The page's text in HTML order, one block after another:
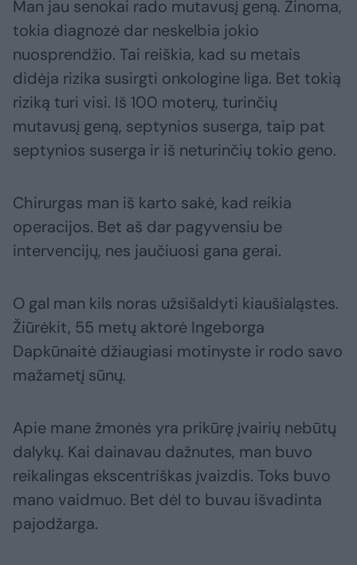
Man jau senokai rado mutavusį geną. Žinoma,
tokia diagnozė dar neskelbia jokio
nuosprendžio. Tai reiškia, kad su metais
didėja rizika susirgti onkologine liga. Bet tokią
riziką turi visi. Iš 100 moterų, turinčių
mutavusį geną, septynios suserga, taip pat
septynios suserga ir iš neturinčių tokio geno.
Chirurgas man iš karto sakė, kad reikia
operacijos. Bet aš dar pagyvensiu be
intervencijų, nes jaučiuosi gana gerai.
O gal man kils noras užsišaldyti kiaušialąstes.
Žiūrėkit, 55 metų aktorė Ingeborga
Dapkūnaitė džiaugiasi motinyste ir rodo savo
mažametį sūnų.
Apie mane žmonės yra prikūrę įvairių nebūtų
dalykų. Kai dainavau dažnutes, man buvo
reikalingas ekscentriškas įvaizdis. Toks buvo
mano vaidmuo. Bet dėl to buvau išvadinta
pajodžarga.